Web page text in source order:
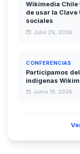
Wikimedia
de usar la
sociales
Julio 29, 2026
CONFERENCIAS
Participamos
indígenas
Junio 18, 2026